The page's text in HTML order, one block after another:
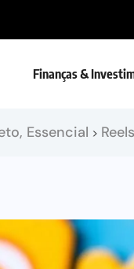
Finanças &
Essencial >